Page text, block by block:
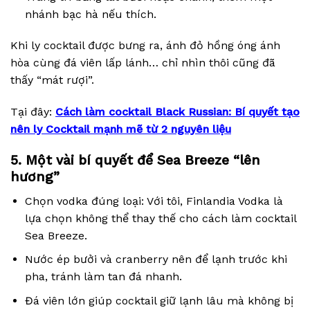
nhánh bạc hà nếu thích.
Khi ly cocktail được bưng ra, ánh đỏ hồng óng ánh
hòa cùng đá viên lấp lánh… chỉ nhìn thôi cũng đã
thấy “mát rượi”.
Tại đây: Cách làm cocktail Black Russian: Bí quyết tạo
nên ly Cocktail mạnh mẽ từ 2 nguyên liệu
5. Một vài bí quyết để Sea Breeze “lên
hương”
Chọn vodka đúng loại: Với tôi, Finlandia Vodka là
lựa chọn không thể thay thế cho cách làm cocktail
Sea Breeze.
Nước ép bưởi và cranberry nên để lạnh trước khi
pha, tránh làm tan đá nhanh.
Đá viên lớn giúp cocktail giữ lạnh lâu mà không bị